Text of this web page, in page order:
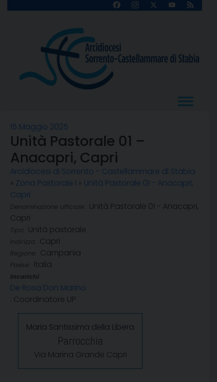
FacebookInstagram
X
YouTube
Feed
15 Maggio 2025
Unità Pastorale 01 –
Anacapri, Capri
Arcidiocesi di Sorrento - Castellammare di Stabia
» Zona Pastorale I » Unità Pastorale 01 - Anacapri,
Capri
Denominazione ufficiale:
Unità Pastorale 01 - Anacapri,
Capri
Tipo: Unità pastorale
Indirizzo: Capri
Regione: Campania
Paese: Italia
Incarichi
De Rosa Don Marino
: Coordinatore UP
Maria Santissima della Libera
Parrocchia
Via Marina Grande Capri